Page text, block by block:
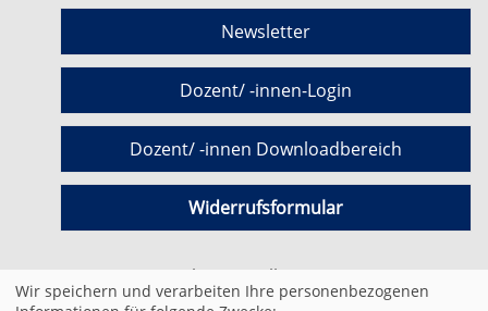
Newsletter
Dozent/ -innen-Login
Dozent/ -innen Downloadbereich
Widerrufsformular
Cookie Einstellungen
Wir speichern und verarbeiten Ihre personenbezogenen